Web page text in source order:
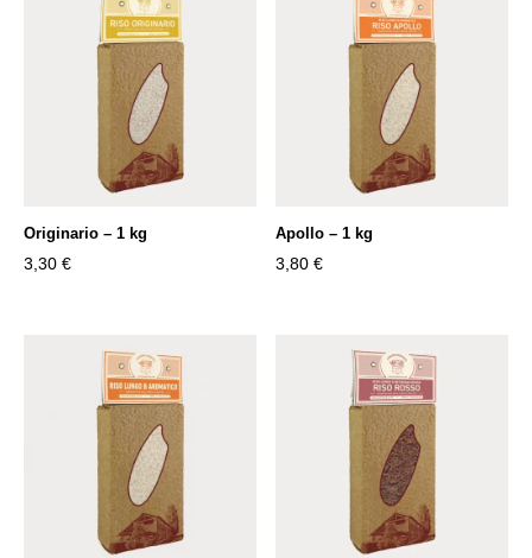
Originario – 1 kg
3,30 €
Apollo – 1 kg
3,80€